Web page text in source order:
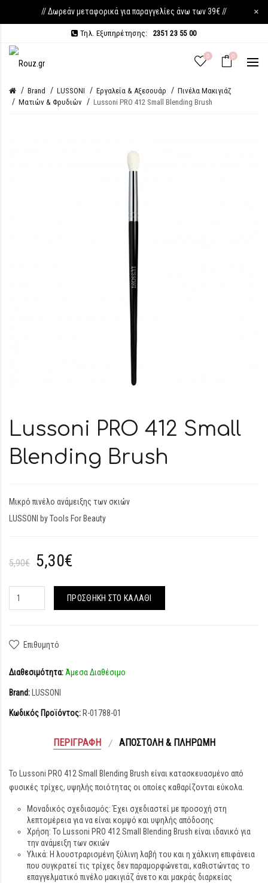
// Δωρεάν μεταφορικά για παραγγελίες άνω των 39€ // ×
Τηλ. Εξυπηρέτησης: 2351 23 55 00
0 0
Brand LUSSONI Εργαλεία & Αξεσουάρ
Πινέλα Μακιγιάζ
Ματιών & Φρυδιών
Lussoni PRO 412 Small Blending Brush
Lussoni PRO 412 Small
Blending Brush
Μικρό πινέλο ανάμειξης των σκιών
LUSSONI by Tools For Beauty
5,90€ 5,30€
ΠΡΟΣΘΉΚΗ ΣΤΟ ΚΑΛΆΘΙ
Επιθυμητό
Διαθεσιμότητα: Άμεσα Διαθέσιμο
Brand: LUSSONI
Κωδικός Προϊόντος: R-01788-01
ΠΕΡΙΓΡΑΦΉ ΑΠΟΣΤΟΛΉ & ΠΛΗΡΩΜΉ
Το Lussoni PRO 412 Small Blending Brush είναι κατασκευασμένο από
φυσικές τρίχες, υψηλής ποιότητας οι οποίες καθαρίζονται εύκολα.
Μοναδικός σχεδιασμός: Έχει σχεδιαστεί με προσοχή στη
λεπτομέρεια για να είναι κομψό και υψηλής απόδοσης
Χρήση: Το Lussoni PRO 412 Small Blending Brush είναι ιδανικό για
την ανάμειξη των σκιών
Υλικά: Η λουστραρισμένη ξύλινη λαβή του και η χάλκινη επιφάνεια
που συγκρατεί τις τρίχες δεν παραμορφώνεται, καθιστώντας το
επαγγελματικό πινέλο μακιγιάζ άνετο και μακράς διαρκείας